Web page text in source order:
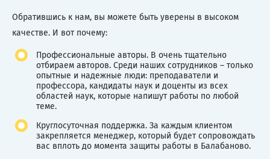
Обратившись к нам, вы можете быть уверены в высоком
качестве. И вот почему:
Профессиональные авторы. В очень тщательно
отбираем авторов. Среди наших сотрудников – только
опытные и надежные люди: преподаватели и
профессора, кандидаты наук и доценты из всех
областей наук, которые напишут работы по любой
теме.
Круглосуточная поддержка. За каждым клиентом
закрепляется менеджер, который будет сопровождать
вас вплоть до момента защиты работы в Балабаново.